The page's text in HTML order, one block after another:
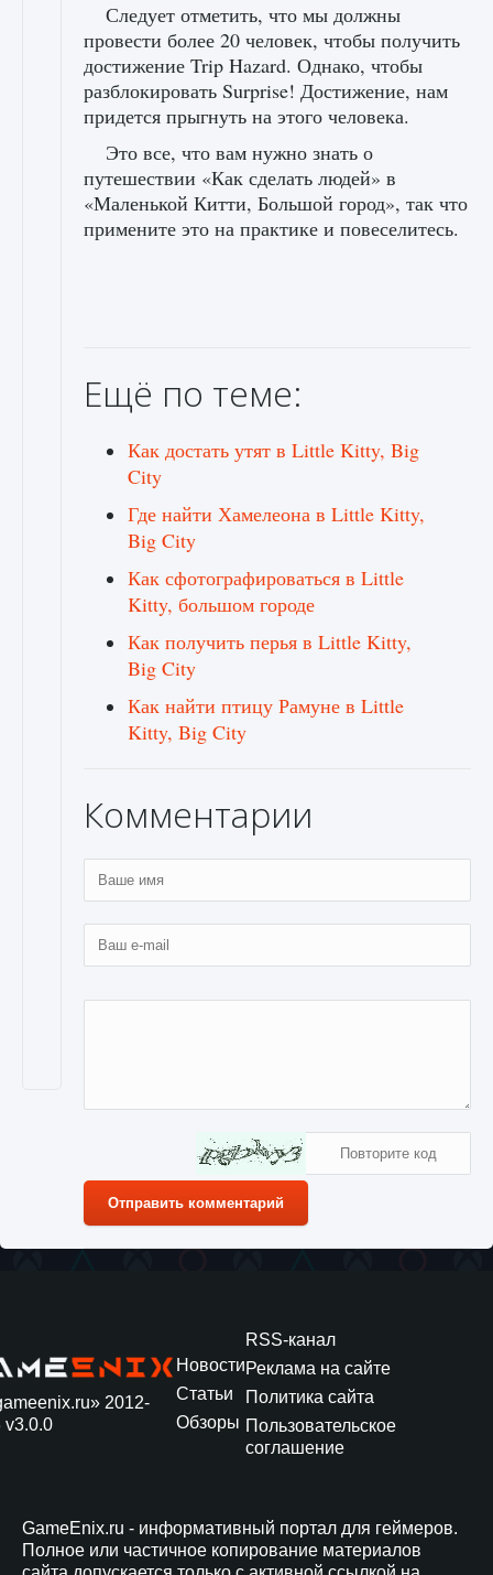
Следует отметить, что мы должны
провести более 20 человек, чтобы получить
достижение Trip Hazard. Однако, чтобы
разблокировать Surprise! Достижение, нам
придется прыгнуть на этого человека.
Это все, что вам нужно знать о
путешествии «Как сделать людей» в
«Маленькой Китти, Большой город», так что
примените это на практике и повеселитесь.
Ещё по теме:
Как достать утят в Little Kitty, Big
City
Где найти Хамелеона в Little Kitty,
Big City
Как сфотографироваться в Little
Kitty, большом городе
Как получить перья в Little Kitty,
Big City
Как найти птицу Рамуне в Little
Kitty, Big City
Комментарии
Отправить комментарий
2012-
v3.0.0
Новости
Статьи
Обзоры
RSS-канал
Реклама на сайте
Политика сайта
Пользовательское
соглашение
GameEnix.ru - информативный портал для геймеров.
Полное или частичное копирование материалов